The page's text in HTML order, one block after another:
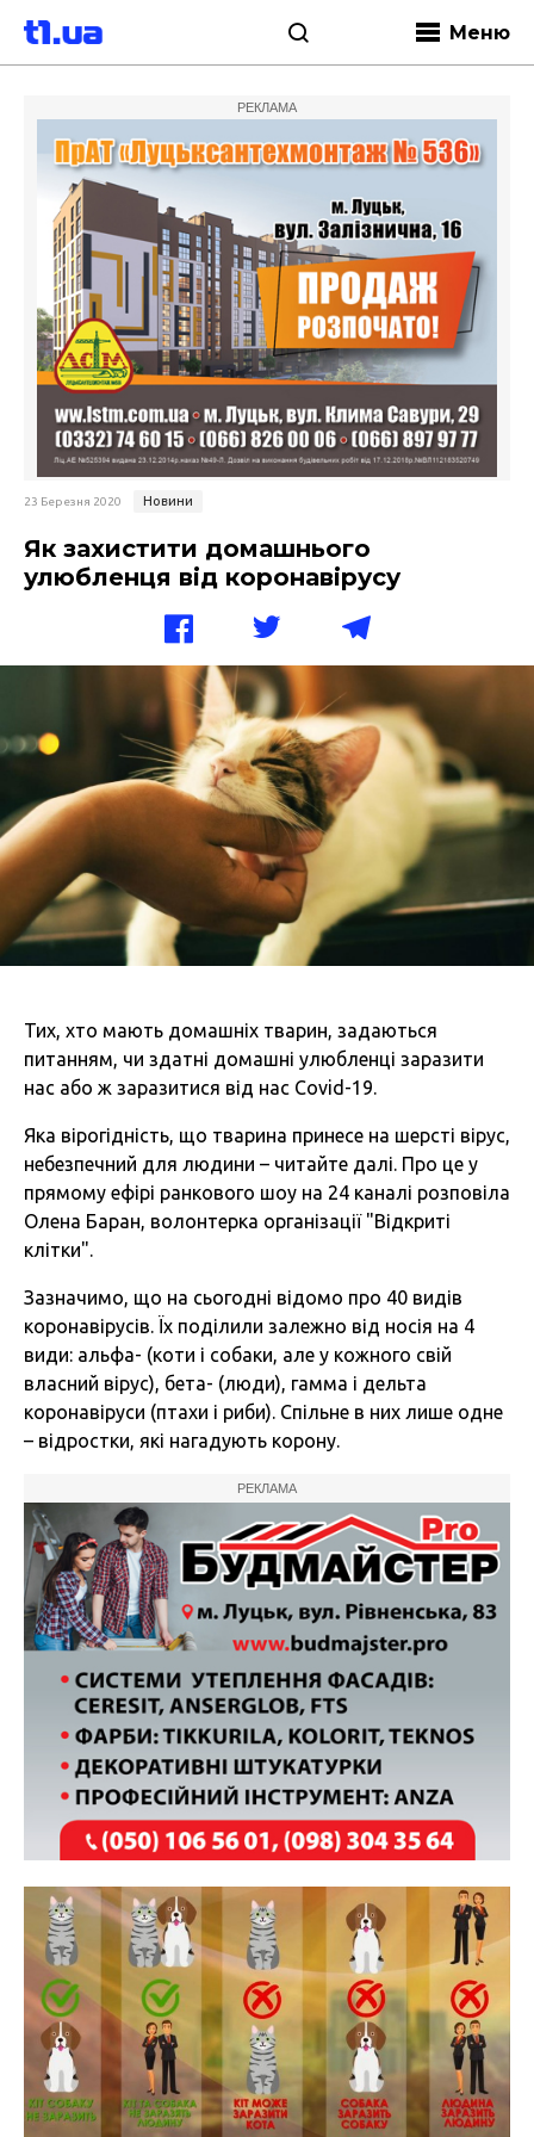
Меню
РЕКЛАМА
23 Березня 2020 Новини
Як захистити домашнього
улюбленця від коронавірусу
Тих, хто мають домашніх тварин, задаються
питанням, чи здатні домашні улюбленці заразити
нас або ж заразитися від нас Covid-19.
Яка вірогідність, що тварина принесе на шерсті вірус,
небезпечний для людини – читайте далі. Про це у
прямому ефірі ранкового шоу на 24 каналі розповіла
Олена Баран, волонтерка організації "Відкриті
клітки".
Зазначимо, що на сьогодні відомо про 40 видів
коронавірусів. Їх поділили залежно від носія на 4
види: альфа- (коти і собаки, але у кожного свій
власний вірус), бета- (люди), гамма і дельта
коронавіруси (птахи і риби). Спільне в них лише одне
– відростки, які нагадують корону.
РЕКЛАМА